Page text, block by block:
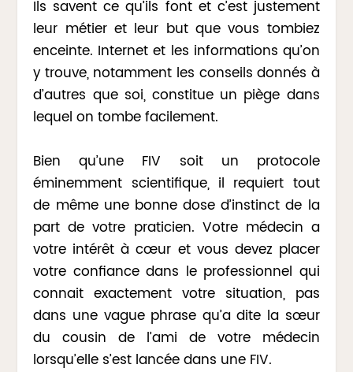
Ils savent ce qu’ils font et c’est justement
leur métier et leur but que vous tombiez
enceinte. Internet et les informations qu’on
y trouve, notamment les conseils donnés à
d’autres que soi, constitue un piège dans
lequel on tombe facilement.
Bien qu’une FIV soit un protocole
éminemment scientifique, il requiert tout
de même une bonne dose d’instinct de la
part de votre praticien. Votre médecin a
votre intérêt à cœur et vous devez placer
votre confiance dans le professionnel qui
connait exactement votre situation, pas
dans une vague phrase qu’a dite la sœur
du cousin de l’ami de votre médecin
lorsqu’elle s’est lancée dans une FIV.